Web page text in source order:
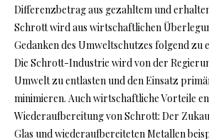
Differenzbetrag aus gezahltem und
Schrott wird aus wirtschaftlichen
Gedanken des Umweltschutzes folgend zu
Die Schrott-Industrie wird von der
Umwelt zu entlasten und den Einsatz
minimieren. Auch wirtschaftliche Vorteile
Wiederaufbereitung von Schrott: Der
Glas und wiederaufbereiteten Metallen